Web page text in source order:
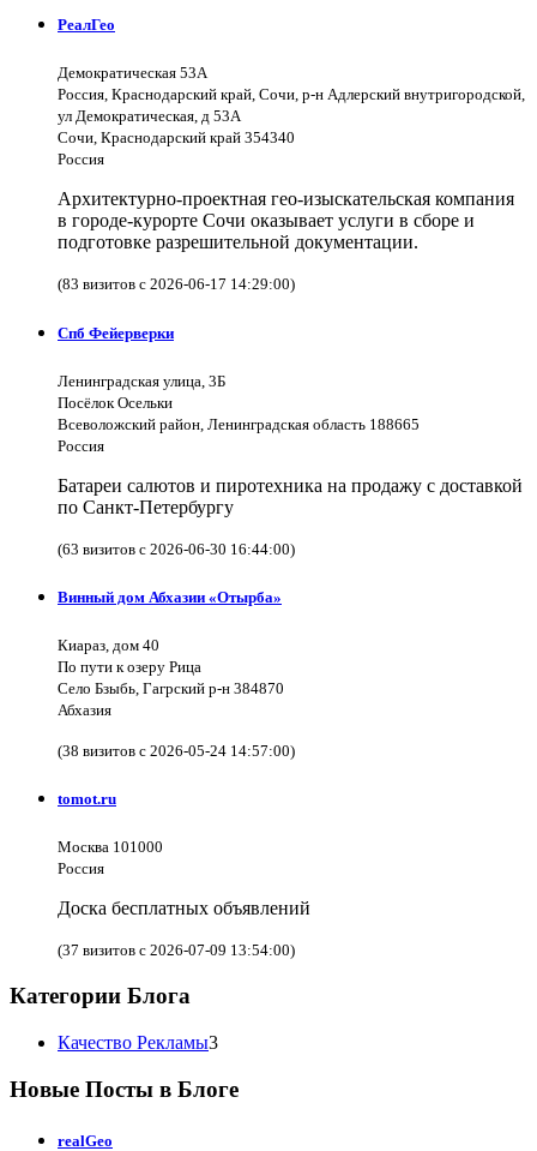
РеалГео
Демократическая 53А
Россия, Краснодарский край, Сочи, р-н Адлерский внутригородской,
ул Демократическая, д 53А
Сочи, Краснодарский край 354340
Россия
Архитектурно-проектная гео-изыскательская компания
в городе-курорте Сочи оказывает услуги в сборе и
подготовке разрешительной документации.
(83 визитов с 2026-06-17 14:29:00)
Спб Фейерверки
Ленинградская улица, 3Б
Посёлок Осельки
Всеволожский район, Ленинградская область 188665
Россия
Батареи салютов и пиротехника на продажу с доставкой
по Санкт-Петербургу
(63 визитов с 2026-06-30 16:44:00)
Винный дом Абхазии «Отырба»
Киараз, дом 40
По пути к озеру Рица
Село Бзыбь, Гагрский р-н 384870
Абхазия
(38 визитов с 2026-05-24 14:57:00)
tomot.ru
Москва 101000
Россия
Доска бесплатных объявлений
(37 визитов с 2026-07-09 13:54:00)
Категории Блога
Качество Рекламы3
Новые Посты в Блоге
realGeo